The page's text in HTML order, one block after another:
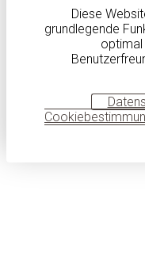
Diese
grundlegende
optimal